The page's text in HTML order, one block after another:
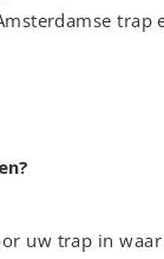
trap
uw trap in